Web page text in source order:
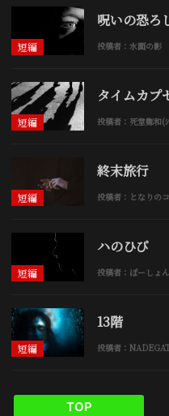
短編
呪いの恐ろ
投稿者：水面の影
短編
タイムカプ
投稿者：死堂鄭和(
短編
終末旅行
投稿者：となりの
短編
ハのひび
投稿者：ぽーしょん
短編
13階
投稿者：
TOP